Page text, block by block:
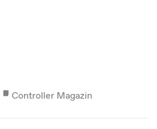
Controller Magazin